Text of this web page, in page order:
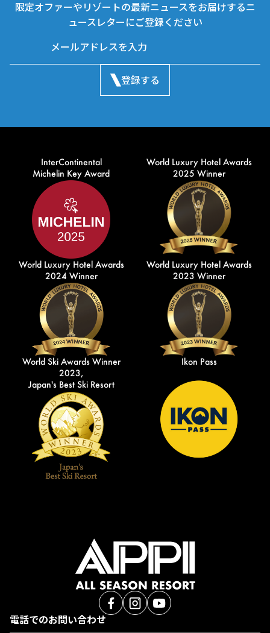
限定オファーやリゾートの最新ニュースをお届けするニ
ュースレターにご登録ください
登録する
InterContinental
Michelin Key Award
World Luxury Hotel Awards
2025 Winner
World Luxury Hotel Awards
2024 Winner
World Luxury Hotel Awards
2023 Winner
World Ski Awards Winner
2023,
Japan's Best Ski Resort
Ikon Pass
電話でのお問い合わせ